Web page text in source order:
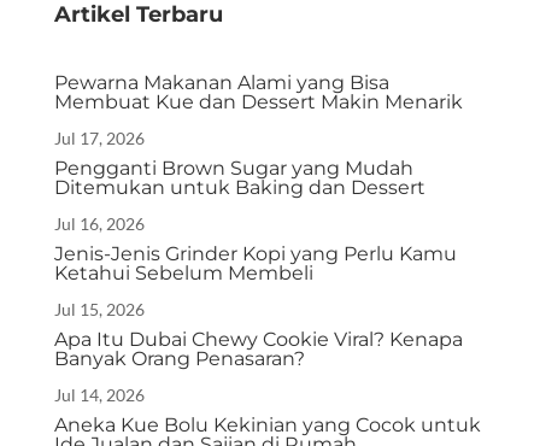
Artikel Terbaru
Pewarna Makanan Alami yang Bisa
Membuat Kue dan Dessert Makin Menarik
Jul 17, 2026
Pengganti Brown Sugar yang Mudah
Ditemukan untuk Baking dan Dessert
Jul 16, 2026
Jenis-Jenis Grinder Kopi yang Perlu Kamu
Ketahui Sebelum Membeli
Jul 15, 2026
Apa Itu Dubai Chewy Cookie Viral? Kenapa
Banyak Orang Penasaran?
Jul 14, 2026
Aneka Kue Bolu Kekinian yang Cocok untuk